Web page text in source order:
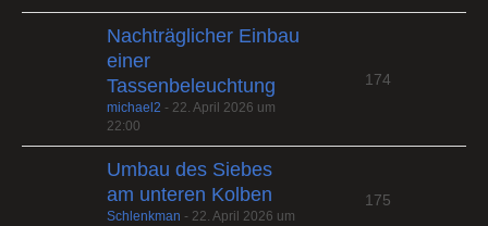
Nachträglicher Einbau
einer
Tassenbeleuchtung
michael2 - 22. April 2026 um
22:00
174
Umbau des Siebes
am unteren Kolben
Schlenkman - 22. April 2026 um
175